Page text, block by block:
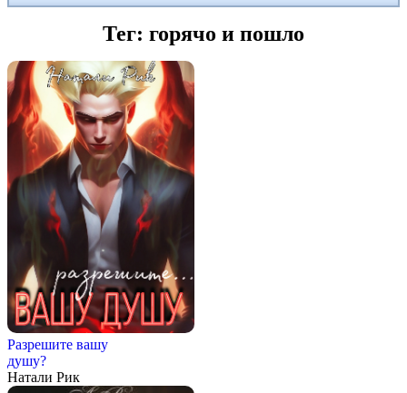
Тег: горячо и пошло
Разрешите вашу
душу?
Натали Рик